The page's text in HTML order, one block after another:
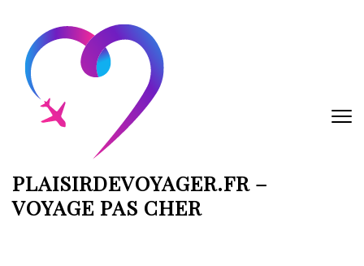
contenu
(Pressez
Entrée)
PLAISIRDEVOYAGER.FR –
VOYAGE PAS CHER